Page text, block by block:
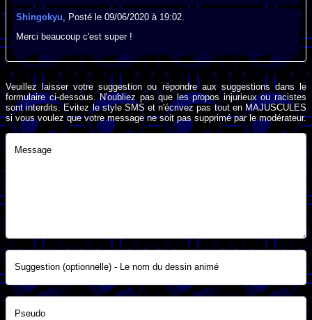
Shingokyu, Posté le 09/06/2020 à 19:02.
Merci beaucoup c'est super !
Veuillez laisser votre suggestion ou répondre aux suggestions dans le
formulaire ci-dessous. N'oubliez pas que les propos injurieux ou racistes
sont interdits. Evitez le style SMS et n'écrivez pas tout en MAJUSCULES
si vous voulez que votre message ne soit pas supprimé par le modérateur.
Message
Suggestion (optionnelle) - Le nom du dessin animé
Pseudo